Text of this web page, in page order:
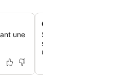
une
Chambres uniques et
Séjourne dans l'une
soigneusement
une touche bohème